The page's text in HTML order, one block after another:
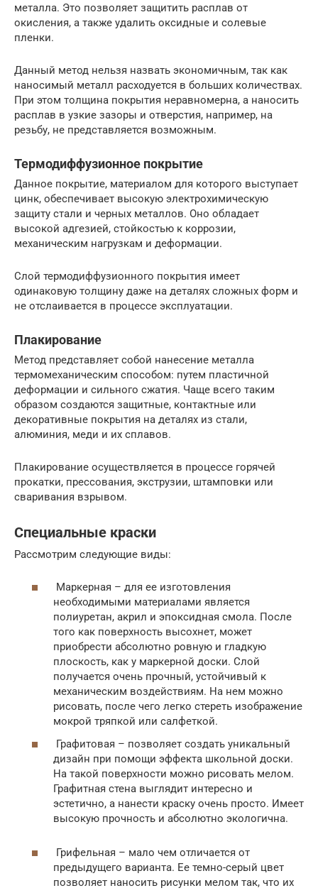
металла. Это позволяет защитить расплав от
окисления, а также удалить оксидные и солевые
пленки.
Данный метод нельзя назвать экономичным, так как
наносимый металл расходуется в больших количествах.
При этом толщина покрытия неравномерна, а наносить
расплав в узкие зазоры и отверстия, например, на
резьбу, не представляется возможным.
Термодиффузионное покрытие
Данное покрытие, материалом для которого выступает
цинк, обеспечивает высокую электрохимическую
защиту стали и черных металлов. Оно обладает
высокой адгезией, стойкостью к коррозии,
механическим нагрузкам и деформации.
Слой термодиффузионного покрытия имеет
одинаковую толщину даже на деталях сложных форм и
не отслаивается в процессе эксплуатации.
Плакирование
Метод представляет собой нанесение металла
термомеханическим способом: путем пластичной
деформации и сильного сжатия. Чаще всего таким
образом создаются защитные, контактные или
декоративные покрытия на деталях из стали,
алюминия, меди и их сплавов.
Плакирование осуществляется в процессе горячей
прокатки, прессования, экструзии, штамповки или
сваривания взрывом.
Специальные краски
Рассмотрим следующие виды:
Маркерная – для ее изготовления
необходимыми материалами является
полиуретан, акрил и эпоксидная смола. После
того как поверхность высохнет, может
приобрести абсолютно ровную и гладкую
плоскость, как у маркерной доски. Слой
получается очень прочный, устойчивый к
механическим воздействиям. На нем можно
рисовать, после чего легко стереть изображение
мокрой тряпкой или салфеткой.
Графитовая – позволяет создать уникальный
дизайн при помощи эффекта школьной доски.
На такой поверхности можно рисовать мелом.
Графитная стена выглядит интересно и
эстетично, а нанести краску очень просто. Имеет
высокую прочность и абсолютно экологична.
Грифельная – мало чем отличается от
предыдущего варианта. Ее темно-серый цвет
позволяет наносить рисунки мелом так, что их